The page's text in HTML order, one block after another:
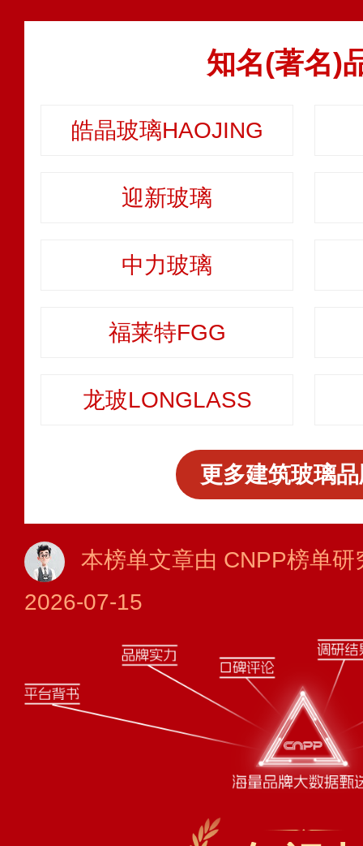
知名(著名)
皓晶玻璃HAOJING
迎新玻璃
中力玻璃
福莱特FGG
龙玻LONGLASS
更多建筑玻璃
本榜单文章由 CNPP榜单
2026-07-15